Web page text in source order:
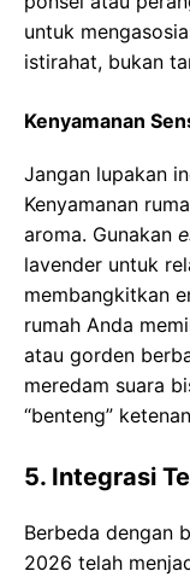
untuk
istirahat, bukan
Kenyamanan
Jangan lupakan
Kenyamanan
aroma. Gunakan
lavender untuk
membangkitkan
rumah Anda
atau gorden
meredam suara
“benteng”
5. Integrasi
Berbeda dengan
2026 telah